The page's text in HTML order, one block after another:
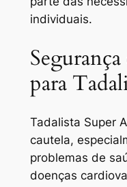
individuais.
para
Tadalista Super
cautela,
problemas de
doenças